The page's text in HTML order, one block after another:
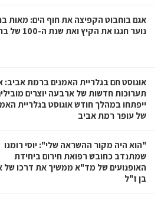
אגם בוחבוט הקפיצה את חוף הים: מאות
נוער חגגו את הקיץ ואת שנת ה-100 של בת-ים
אוגוסט חם בגלריית האמנים ברמת אביב:
תערוכות חדשות של ארבעה יוצרים
ייפתחו במהלך חודש אוגוסט בגלריית
של עופר רמת אביב
"הוא היה מקור ההשראה שלי": יוסי רומנו
שמתנדב כחובש רפואת חירום ביחידת
האופנועים של מד"א ממשיך את דרכו של
בן ז"ל